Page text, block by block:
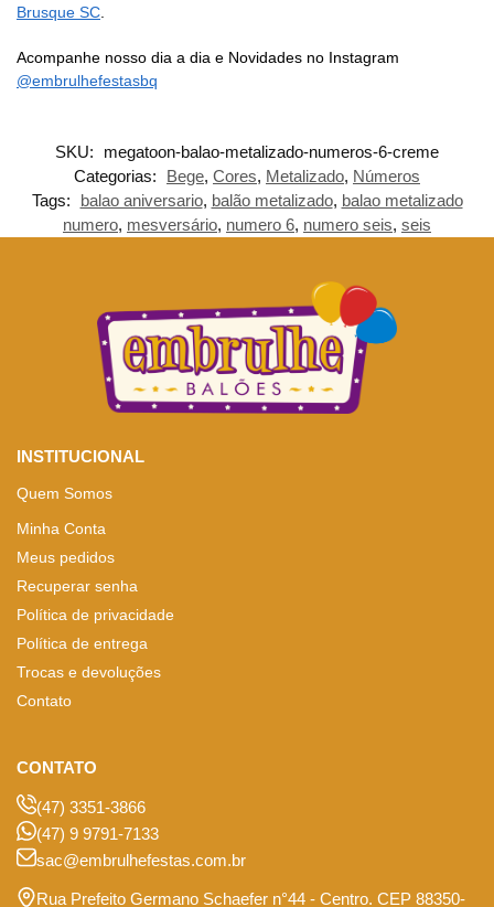
Brusque SC
Acompanhe nosso dia a dia e Novidades no Instagram
@embrulhefestasbq
SKU:
megatoon-balao-metalizado-numeros-6-creme
Categorias:
Bege, Cores, Metalizado, Números
Tags:
balao aniversario, balão metalizado, balao metalizado
numero, mesversário, numero 6, numero seis, seis
INSTITUCIONAL
Quem Somos
Minha Conta
Meus pedidos
Recuperar senha
Política de privacidade
Política de entrega
Trocas e devoluções
Contato
CONTATO
(47) 3351-3866
(47) 9 9791-7133
sac@embrulhefestas.com.br
Rua Prefeito Germano Schaefer n°44 - Centro. CEP 88350-